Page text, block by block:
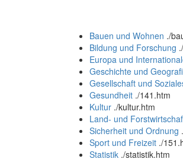
Bauen und Wohnen ./
Bildung und Forschung .
Europa und
Geschichte und
Gesellschaft und
Gesundheit ./141.htm
Kultur ./kultur.htm
Land- und
Sicherheit und Ordnung .
Sport und Freizeit ./
Statistik ./statistik.htm